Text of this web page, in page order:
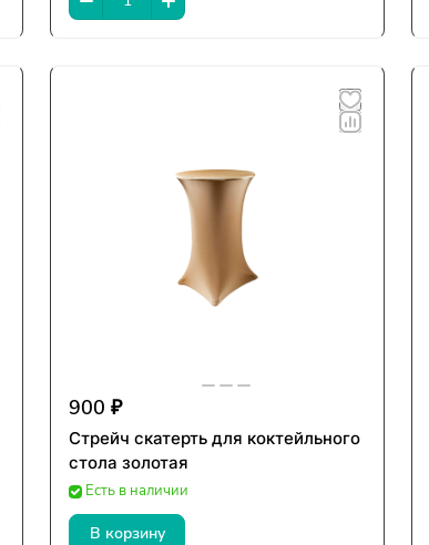
900 ₽
Стрейч скатерть для коктейльного
стола золотая
Есть в наличии
В корзину